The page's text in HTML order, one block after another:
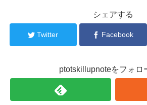
シェアする
Twitter Facebook
ptotskillupnoteをフォロ